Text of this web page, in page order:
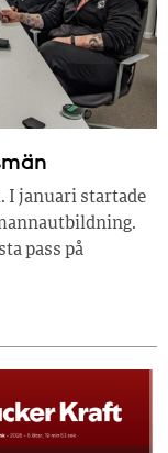
I januari startade
pass på